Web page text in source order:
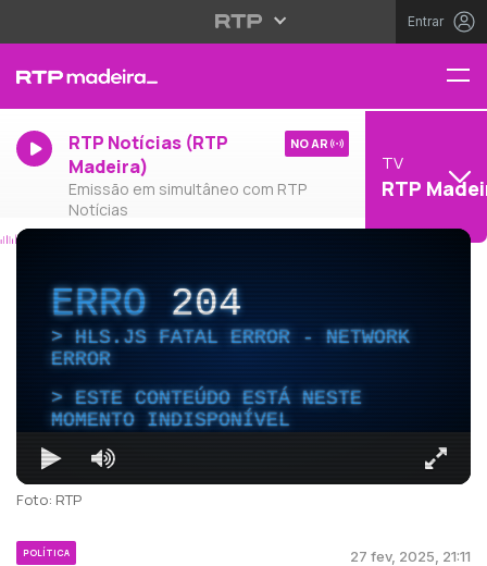
Entrar
RTP Notícias (RTP
Madeira)
Emissão em simultâneo com RTP
Notícias
NO AR
TV
RTP
ERRO204
HLS.JS FATAL ERROR - NETWORK
ERROR
ESTE CONTEÚDO ESTÁ NESTE
MOMENTO INDISPONÍVEL
Foto: RTP
POLÍTICA 27 fev, 2025, 21:11